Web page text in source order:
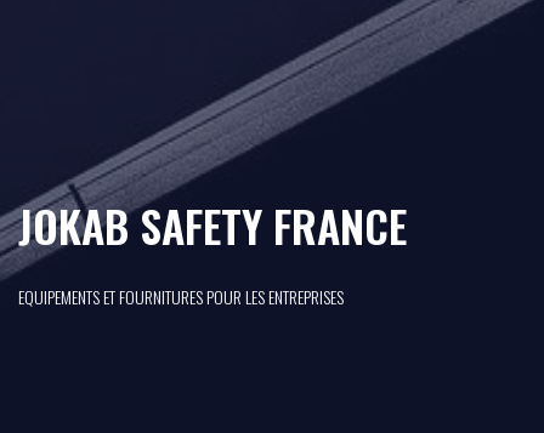
JOKAB SAFETY FRANCE
EQUIPEMENTS ET FOURNITURES POUR LES ENTREPRISES